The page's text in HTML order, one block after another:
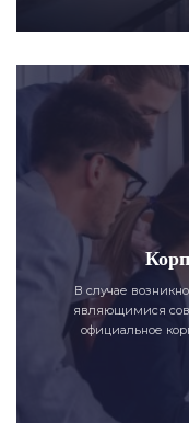
В случае
являющимися
официальное